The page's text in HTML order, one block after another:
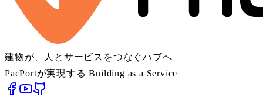
建物が、人とサービスをつなぐハブへ
PacPortが実現する Building as a Service